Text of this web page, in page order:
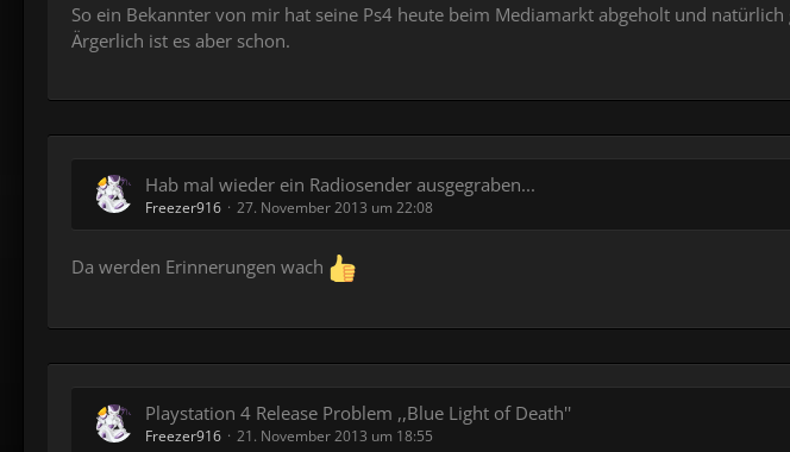
So ein Bekannter von mir hat seine Ps4 heute beim Mediamarkt abgeholt und
Ärgerlich ist es aber schon.
Hab mal wieder ein Radiosender ausgegraben...
Freezer916 27. November 2013 um 22:08
Da werden Erinnerungen wach
Playstation 4 Release Problem ,,Blue Light of Death''
Freezer916 21. November 2013 um 18:55